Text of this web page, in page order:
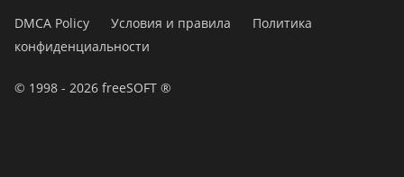
DMCA Policy Условия и правила
Политика
конфиденциальности
© 1998 - 2026 freeSOFT ®